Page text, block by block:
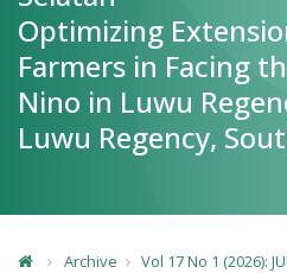
Optimizing
Farmers in Facing
Nino in Luwu
Luwu Regency,
Archive Vol 17 No 1 (2026):